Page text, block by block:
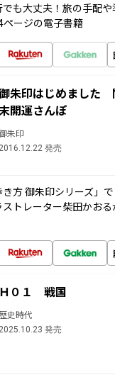
も大丈夫！旅の手配
ージの電子書籍
朱印はじめまし
開運さんぽ
朱印
2016.12.22 発売
方 御朱印シリーズ」
トレーター柴田かお
Ｈ０１ 戦国
歴史時代
2025.10.23 発売